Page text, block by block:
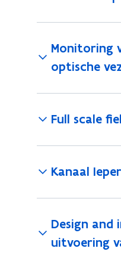
Monitoring
optische
Full scale
Kanaal
Design and
uitvoering